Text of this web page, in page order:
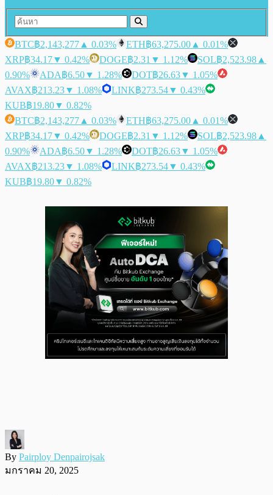
BTC฿2,143,277 ▲ 0.03% ETH฿63,275.00 ▲ 0.01%
XRP฿34.17▼ 0.42% DOGE฿2.31 ▼ 1.12% SOL฿2,523.98 ▲
0.90%
ADA฿6.50▼ 1.28% DOT฿26.63▼ 1.05%
AVAX฿213.23▼ 1.08% LINK฿273.54▼ 0.43%
KUB฿19.80▼ 0.82%
BTC฿2,143,277 ▲ 0.03% ETH฿63,275.00 ▲ 0.01%
XRP฿34.17▼ 0.42% DOGE฿2.31 ▼ 1.12% SOL฿2,523.98 ▲
0.90%
ADA฿6.50▼ 1.28% DOT฿26.63▼ 1.05%
AVAX฿213.23▼ 1.08% LINK฿273.54▼ 0.43%
KUB฿19.80▼ 0.82%
By Pairploy Denpairojsak
มกราคม 20, 2025